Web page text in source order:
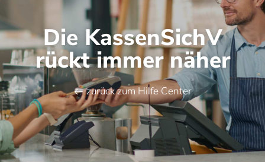
Die KassenSichV
rückt immer näher
zurück zum Hilfe Center